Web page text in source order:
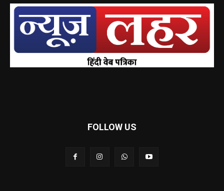
FOLLOW US